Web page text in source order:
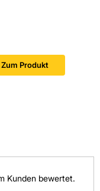
Zum Produkt
Kunden bewertet.